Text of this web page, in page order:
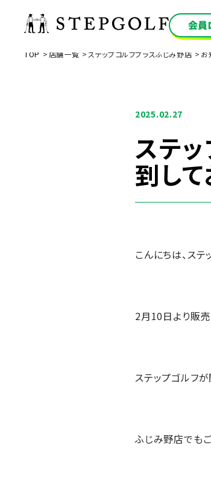
TOP 店舗一覧 ステップゴルフプラスふじみ野店 お
2025.02.27
ステ
到し
こんにちは、ス
2月10日より販
ステップゴルフ
ふじみ野店でも